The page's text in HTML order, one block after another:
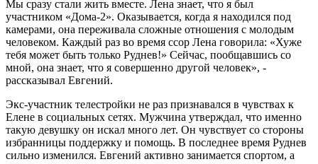
Мы сразу стали жить вместе. Лена знает, что я был
участником «Дома-2». Оказывается, когда я находился под
камерами, она переживала сложные отношения с молодым
человеком. Каждый раз во время ссор Лена говорила: «Хуже
тебя может быть только Руднев!» Сейчас, пообщавшись со
мной, она знает, что я совершенно другой человек», -
рассказывал Евгений.
Экс-участник телестройки не раз признавался в чувствах к
Елене в социальных сетях. Мужчина утверждал, что именно
такую девушку он искал много лет. Он чувствует со стороны
избранницы поддержку и помощь. В последнее время Руднев
сильно изменился. Евгений активно занимается спортом, а